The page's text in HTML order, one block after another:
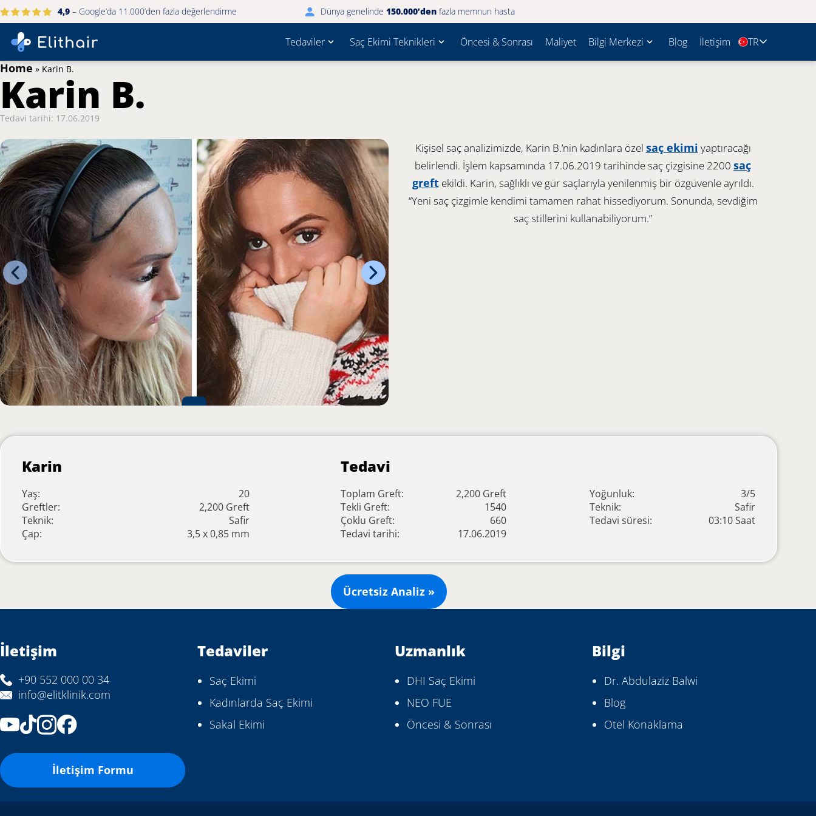
4,9– Google’da 11.000’den fazla değerlendirme Dünya genelinde 150.000’denfazla memnun hasta
Tedaviler Saç Ekimi Teknikleri Öncesi & Sonrası Maliyet Bilgi Merkezi Blog İletişim 🇹🇷TR
Home » Karin B.
Karin B.
Tedavi tarihi: 17.06.2019
Kişisel saç analizimizde, Karin B.’nin kadınlara özel saç ekimi yaptıracağı
belirlendi. İşlem kapsamında 17.06.2019 tarihinde saç çizgisine 2200 saç
greftekildi. Karin, sağlıklı ve gür saçlarıyla yenilenmiş bir özgüvenle ayrıldı.
“Yeni saç çizgimle kendimi tamamen rahat hissediyorum. Sonunda, sevdiğim
saç stillerini kullanabiliyorum.”
Karin
Yaş:
20
Greftler:
2,200 Greft
Teknik:
Safir
Çap:
3,5 x 0,85 mm
Tedavi
Toplam Greft:
2,200 Greft
Tekli Greft:
1540
Çoklu Greft:
660
Tedavi tarihi:
17.06.2019
Yoğunluk:
3/5
Teknik:
Safir
Tedavi süresi:
03:10 Saat
Ücretsiz Analiz »
İletişim
+90 552 000 00 34
info@elitklinik.com
İletişim Formu
Tedaviler
Saç Ekimi
Kadınlarda Saç Ekimi
Sakal Ekimi
Uzmanlık
DHI Saç Ekimi
NEO FUE
Öncesi & Sonrası
Bilgi
Dr. Abdulaziz Balwi
Blog
Otel Konaklama